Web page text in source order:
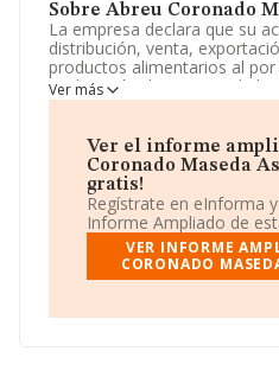
Sobre Abreu Coronado
La empresa declara que su
distribución, venta,
productos alimentarios al
explotación de negocio de
cafeterías, salas de fiesta,
cualquier medio de. La
Limitada. Tiene CNAE: 1089
productos alimenticios
importadora y exportadora.
Teniendo en cuenta la
INFORMA, ha dispuesto de
por encima de la media de
Puedes consultar su página
Ver más
Ver el informe
Coronado Maseda
gratis!
Regístrate en eInforma
Informe Ampliado de
VER INFORME
CORONADO